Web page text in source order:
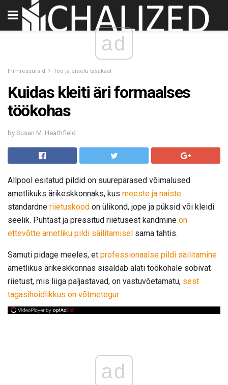
ad
Inimressursid Töö ja eraelu tasakaal
Kuidas kleiti äri formaalses
töökohas
by Susan M. Heathfield
Allpool esitatud pildid on suurepärased võimalused
ametlikuks ärikeskkonnaks, kus meeste ja naiste
standardne riietuskood on ülikond, jope ja püksid või kleidi
seelik. Puhtast ja pressitud riietusest kandmine on
ettevõtte ametliku pildi säilitamisel sama tähtis.
Samuti pidage meeles, et professionaalse pildi säilitamine
ametlikus ärikeskkonnas sisaldab alati töökohale sobivat
riietust, mis liiga paljastavad, on vastuvõetamatu, sest
tagasihoidlikkus on võtmetegur .
ad